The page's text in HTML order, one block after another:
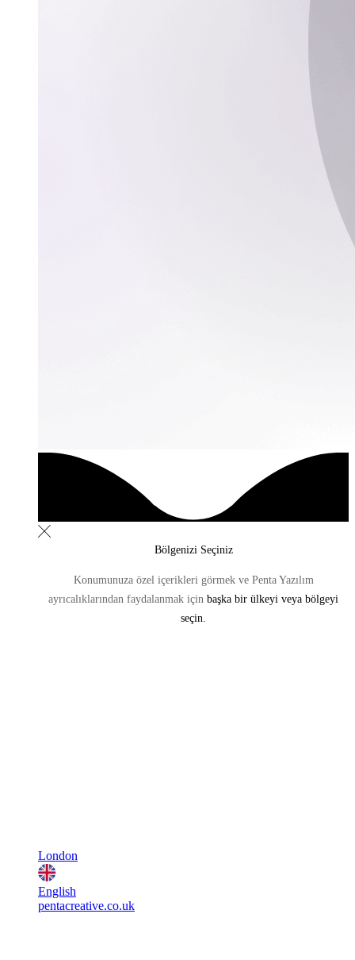
Bölgenizi Seçiniz
Konumunuza özel içerikleri görmek ve Penta Yazılım
ayrıcalıklarından faydalanmak için başka bir ülkeyi veya bölgeyi
seçin.
London
English
pentacreative.co.uk